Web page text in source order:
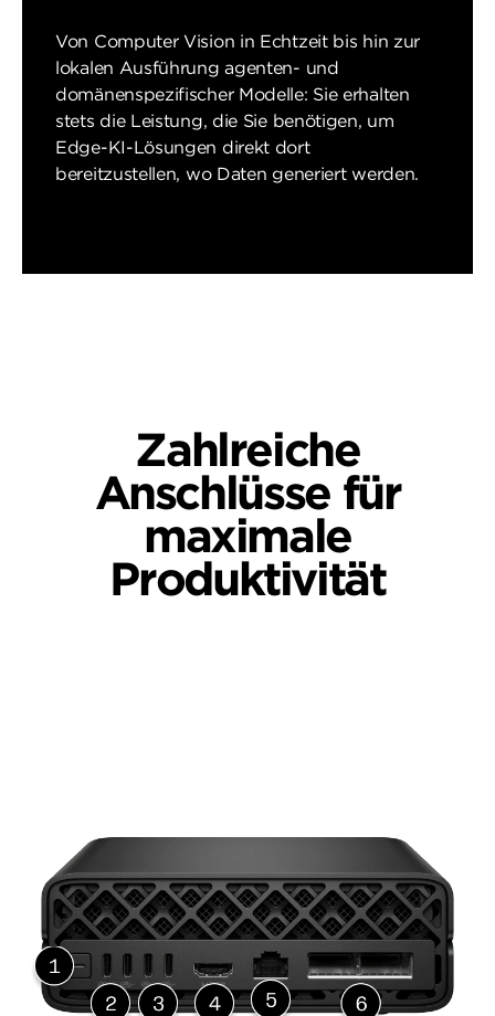
Von Computer Vision in Echtzeit bis hin zur
lokalen Ausführung agenten- und
domänenspezifischer Modelle: Sie erhalten
stets die Leistung, die Sie benötigen, um
Edge-KI-Lösungen direkt dort
bereitzustellen, wo Daten generiert werden.
Zahlreiche
Anschlüsse für
maximale
Produktivität